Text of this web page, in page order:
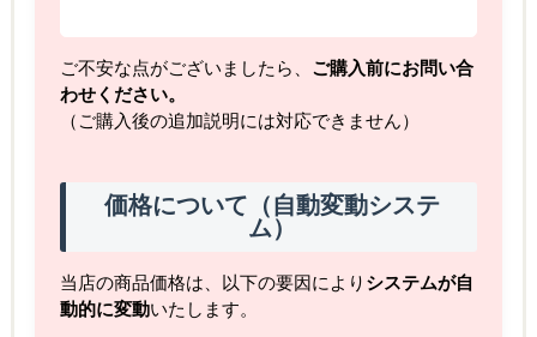
ご不安な点がございましたら、 ご購入前にお問い合
わせください。
（ご購入後の追加説明には対応できません）
価格について（自動変動システ
ム）
当店の商品価格は、以下の要因により システムが自
動的に変動いたします。